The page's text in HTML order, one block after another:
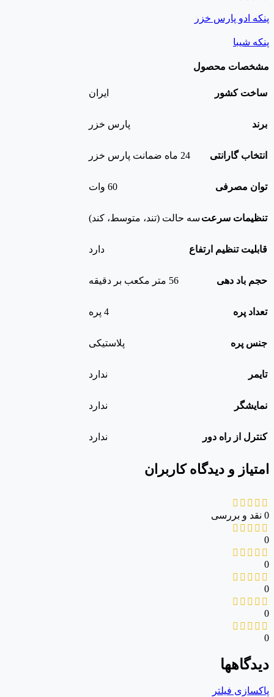
پنکه ادو پارس خزر
پنکه شیبا
مشخصات محصول
ساخت کشور ایران
برند پارس خزر
انتخاب گارانتی 24 ماه ضمانت پارس خزر
توان مصرفی 60 وات
تنظیمات سرعت سه حالت (تند، متوسط، کند)
قابلیت تنظیم ارتفاع دارد
حجم باد دهی 56 متر مکعب بر دقیقه
تعداد پره 4 پره
جنس پره پلاستیکی
تایمر ندارد
نمایشگر ندارد
کنترل از راه دور ندارد
امتیاز و دیدگاه کاربران
0 نقد و بررسی
0
0
0
0
0
دیدگاهها
پاکسازی فیلتر